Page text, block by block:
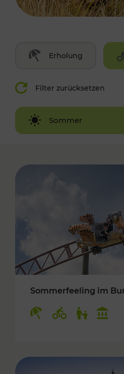
Erholung
Filter zurücksetzen
Sommer
Winter
Sommerfeeling im